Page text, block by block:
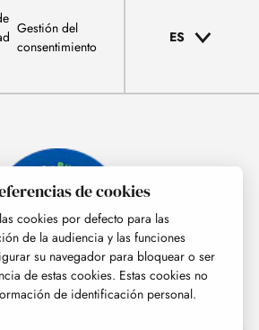
Gestión del
consentimiento
ES
Hautes-Pyrénées
de cookies
cookies por defecto para las
de la audiencia y las funciones
su navegador para bloquear o ser
de estas cookies. Estas cookies no
de identificación personal.